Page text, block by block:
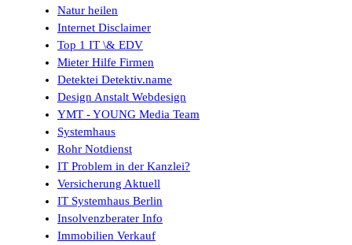
Natur heilen
Internet Disclaimer
Top 1 IT \& EDV
Mieter Hilfe Firmen
Detektei Detektiv.name
Design Anstalt Webdesign
YMT - YOUNG Media Team
Systemhaus
Rohr Notdienst
IT Problem in der Kanzlei?
Versicherung Aktuell
IT Systemhaus Berlin
Insolvenzberater Info
Immobilien Verkauf